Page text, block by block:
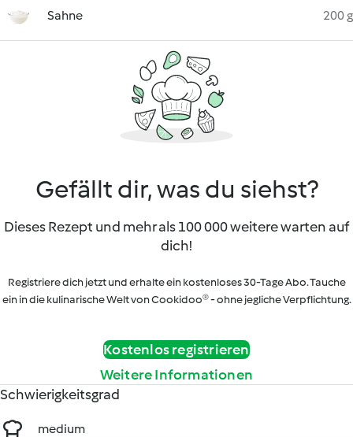
Sahne 200 g
Gefällt dir, was du siehst?
Dieses Rezept und mehr als 100 000 weitere warten auf
dich!
Registriere dich jetzt und erhalte ein kostenloses 30-Tage Abo. Tauche
ein in die kulinarische Welt von Cookidoo® - ohne jegliche Verpflichtung.
Kostenlos registrieren
Weitere Informationen
Schwierigkeitsgrad
medium